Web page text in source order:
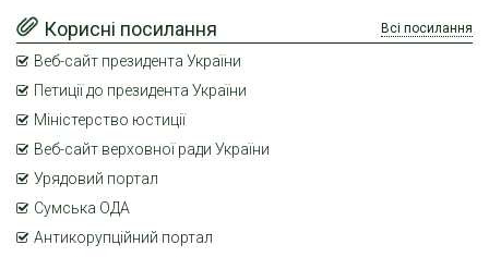
Корисні посилання Всі посилання
Веб-сайт президента України
Петиції до президента України
Міністерство юстиції
Веб-сайт верховної ради України
Урядовий портал
Сумська ОДА
Антикорупційний портал